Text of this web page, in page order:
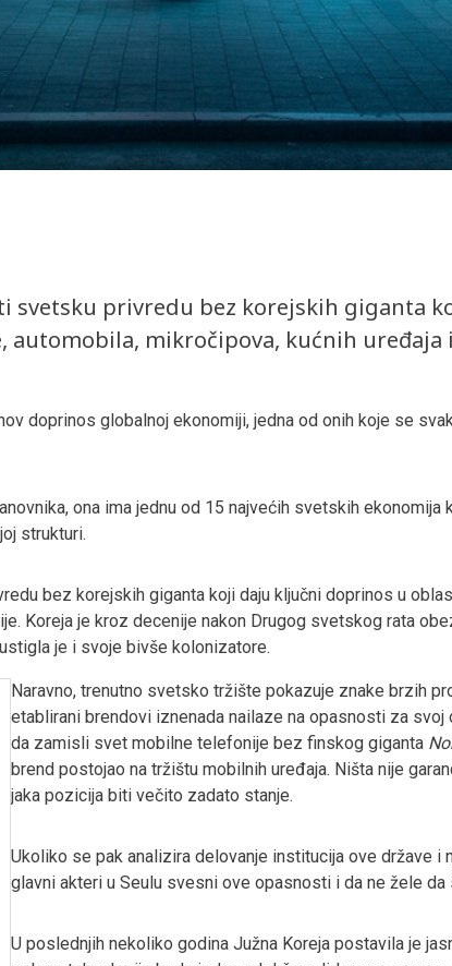
svetsku privredu bez korejskih giganta
mikročipova, kućnih
doprinos globalnoj ekonomiji, jedna od onih koje se
ona ima jednu od 15 najvećih svetskih ekonomija
strukturi.
bez korejskih giganta koji daju ključni doprinos u
Koreja je kroz decenije nakon Drugog svetskog rata
je i svoje bivše kolonizatore.
Naravno, trenutno svetsko tržište pokazuje znake brzih
etablirani brendovi iznenada nailaze na opasnosti za svoj
da zamisli svet mobilne telefonije bez finskog giganta
brend postojao na tržištu mobilnih uređaja. Ništa nije
jaka pozicija biti večito zadato stanje.
Ukoliko se pak analizira delovanje institucija ove države i
glavni akteri u Seulu svesni ove opasnosti i da ne žele da
U poslednjih nekoliko godina Južna Koreja postavila je